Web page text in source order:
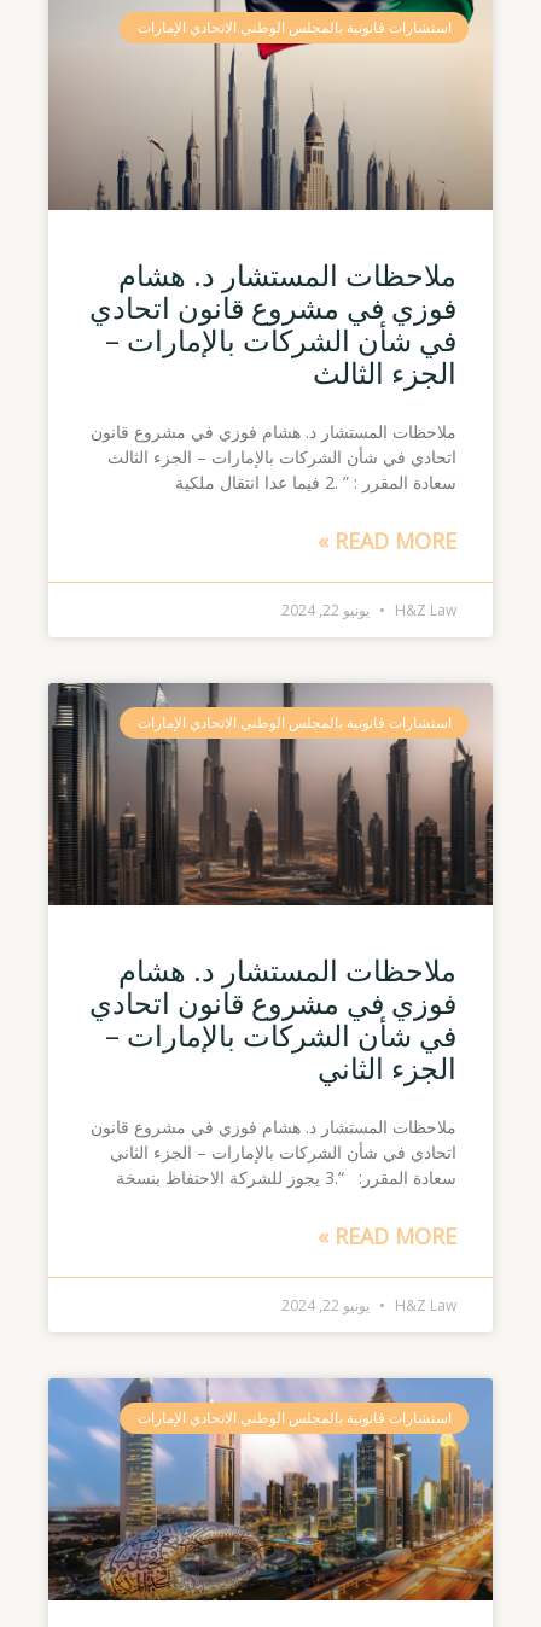
استشارات قانونية بالمجلس الوطني الاتحادي الإمارات
ملاحظات المستشار د. هشام
فوزي في مشروع قانون اتحادي
في شأن الشركات بالإمارات –
الجزء الثالث
ملاحظات المستشار د. هشام فوزي في مشروع قانون
اتحادي في شأن الشركات بالإمارات – الجزء الثالث
سعادة المقرر : ” .2 فيما عدا انتقال ملكية
READ MORE »
H&Z Law يونيو 22, 2024
استشارات قانونية بالمجلس الوطني الاتحادي الإمارات
ملاحظات المستشار د. هشام
فوزي في مشروع قانون اتحادي
في شأن الشركات بالإمارات –
الجزء الثاني
ملاحظات المستشار د. هشام فوزي في مشروع قانون
اتحادي في شأن الشركات بالإمارات – الجزء الثاني
سعادة المقرر: “.3 يجوز للشركة الاحتفاظ بنسخة
READ MORE »
H&Z Law يونيو 22, 2024
استشارات قانونية بالمجلس الوطني الاتحادي الإمارات